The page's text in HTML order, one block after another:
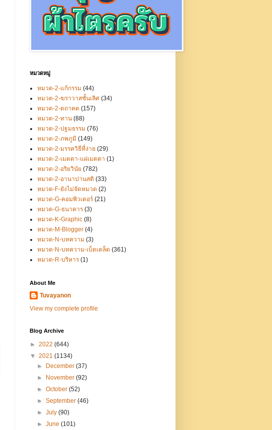
หมวดหมู่
หมวด-2-แก้กรรม (44)
หมวด-2-ฆราวาสชั้นเลิศ (34)
หมวด-2-ตถาคต (157)
หมวด-2-ทาน (88)
หมวด-2-ปฐมธรรม (76)
หมวด-2-ภพภูมิ (149)
หมวด-2-มรรควิธีที่ง่าย (29)
หมวด-2-เมตตา-แผ่เมตตา (1)
หมวด-2-อริยวินัย (782)
หมวด-2-อานาปานสติ (33)
หมวด-F-ยังไม่จัดหมวด (2)
หมวด-G-คอมพิวเตอร์ (21)
หมวด-G-ธนาคาร (3)
หมวด-K-Graphic (8)
หมวด-M-Blogger (4)
หมวด-N-บทความ (3)
หมวด-N-บทความ-เบ็ดเตล็ด (361)
หมวด-R-บริหาร (1)
About Me
Tuvayanon
View my complete profile
Blog Archive
► 2022 (644)
▼ 2021 (1134)
►
December(37)
►
November(92)
►October(52)
►September(46)
►July(90)
►June(101)